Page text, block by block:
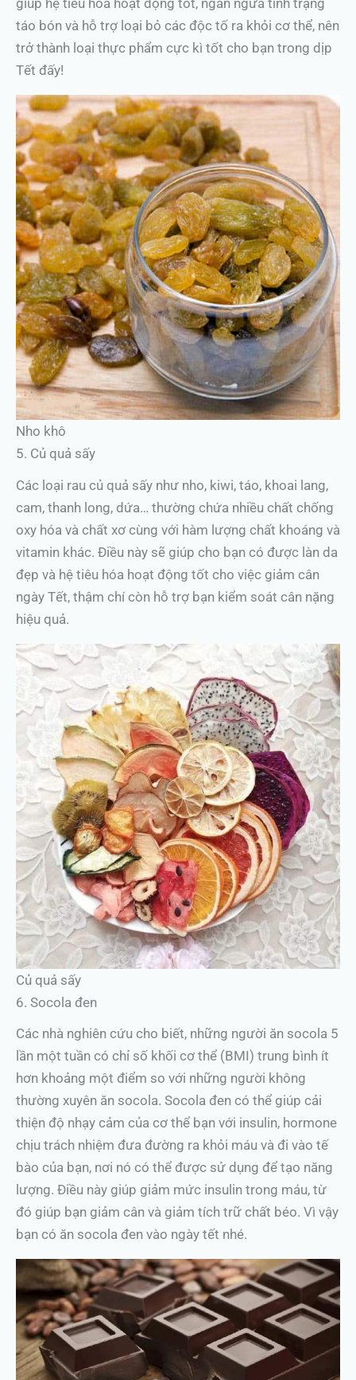
táo bón và hỗ trợ loại bỏ các độc tố ra khỏi cơ thể, nên
trở thành loại thực phẩm cực kì tốt cho bạn trong dịp
Tết đấy!
Nho khô
5. Củ quả sấy
Các loại rau củ quả sấy như nho, kiwi, táo, khoai lang,
cam, thanh long, dứa… thường chứa nhiều chất chống
oxy hóa và chất xơ cùng với hàm lượng chất khoáng và
vitamin khác. Điều này sẽ giúp cho bạn có được làn da
đẹp và hệ tiêu hóa hoạt động tốt cho việc giảm cân
ngày Tết, thậm chí còn hỗ trợ bạn kiểm soát cân nặng
hiệu quả.
Củ quả sấy
6. Socola đen
Các nhà nghiên cứu cho biết, những người ăn socola 5
lần một tuần có chỉ số khối cơ thể (BMI) trung bình ít
hơn khoảng một điểm so với những người không
thường xuyên ăn socola. Socola đen có thể giúp cải
thiện độ nhạy cảm của cơ thể bạn với insulin, hormone
chịu trách nhiệm đưa đường ra khỏi máu và đi vào tế
bào của bạn, nơi nó có thể được sử dụng để tạo năng
lượng. Điều này giúp giảm mức insulin trong máu, từ
đó giúp bạn giảm cân và giảm tích trữ chất béo. Vì vậy
bạn có ăn socola đen vào ngày tết nhé.